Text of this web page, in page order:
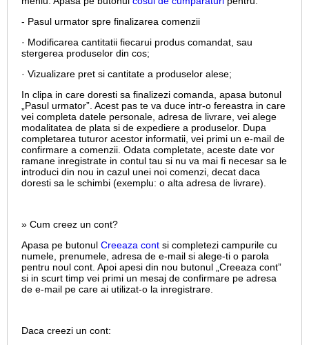
- Pasul urmator spre finalizarea comenzii
· Modificarea cantitatii fiecarui produs comandat, sau
stergerea produselor din cos;
· Vizualizare pret si cantitate a produselor alese;
In clipa in care doresti sa finalizezi comanda, apasa butonul
„Pasul urmator”. Acest pas te va duce intr-o fereastra in care
vei completa datele personale, adresa de livrare, vei alege
modalitatea de plata si de expediere a produselor. Dupa
completarea tuturor acestor informatii, vei primi un e-mail de
confirmare a comenzii. Odata completate, aceste date vor
ramane inregistrate in contul tau si nu va mai fi necesar sa le
introduci din nou in cazul unei noi comenzi, decat daca
doresti sa le schimbi (exemplu: o alta adresa de livrare).
» Cum creez un cont?
Apasa pe butonul Creeaza cont si completezi campurile cu
numele, prenumele, adresa de e-mail si alege-ti o parola
pentru noul cont. Apoi apesi din nou butonul „Creeaza cont”
si in scurt timp vei primi un mesaj de confirmare pe adresa
de e-mail pe care ai utilizat-o la inregistrare.
Daca creezi un cont: